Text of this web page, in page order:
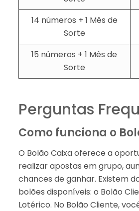
14 números + 1 Mês de
Sorte
15 números + 1 Mês de
Sorte
Perguntas
Como funciona o
O Bolão Caixa oferece a
realizar apostas em grupo,
chances de ganhar. Existem
bolões disponíveis: o Bolão
Lotérico. No Bolão Cliente,